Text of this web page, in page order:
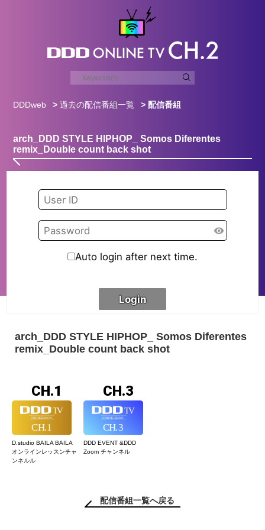
DDDweb >過去の配信番組一覧 > 配信番組
arch_DDD STYLE HIPHOP_ Somos Diferentes
remix_Double count back shot
arch_DDD STYLE HIPHOP_ Somos Diferentes
remix_Double count back shot
CH.1
D.studio BAILA BAILA
オンラインレッスンチャ
ンネルル
CH.3
DDD EVENT &DDD
Zoom チャンネル
配信番組一覧へ戻る